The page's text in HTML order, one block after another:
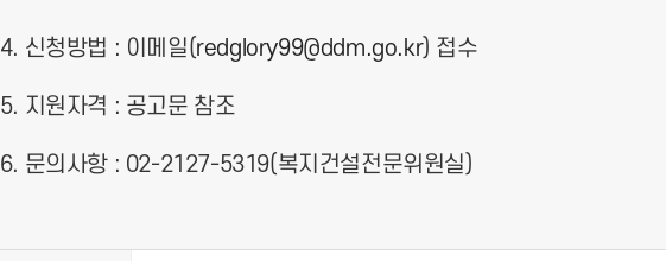
4. 신청방법 : 이메일(redglory99@ddm.go.kr) 접수
5. 지원자격 : 공고문 참조
6. 문의사항 : 02-2127-5319(복지건설전문위원실)